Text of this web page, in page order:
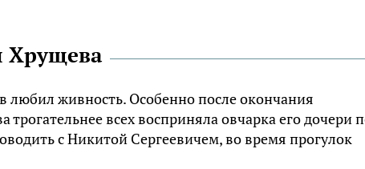
Хрущева
живность. Особенно после окончания
всех восприняла овчарка его дочери
с Никитой Сергеевичем, во время прогулок